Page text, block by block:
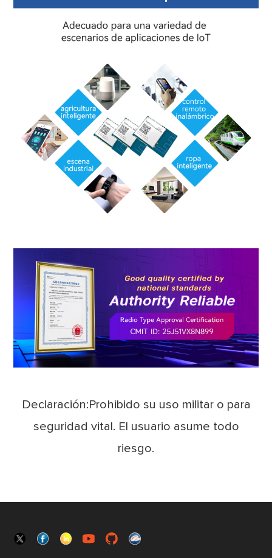
Declaración:Prohibido su uso militar o para
seguridad vital. El usuario asume todo
riesgo.